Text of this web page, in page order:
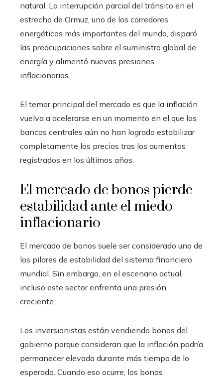
natural. La interrupción parcial del tránsito en el
estrecho de Ormuz, uno de los corredores
energéticos más importantes del mundo, disparó
las preocupaciones sobre el suministro global de
energía y alimentó nuevas presiones
inflacionarias.
El temor principal del mercado es que la inflación
vuelva a acelerarse en un momento en el que los
bancos centrales aún no han logrado estabilizar
completamente los precios tras los aumentos
registrados en los últimos años.
El mercado de bonos pierde
estabilidad ante el miedo
inflacionario
El mercado de bonos suele ser considerado uno de
los pilares de estabilidad del sistema financiero
mundial. Sin embargo, en el escenario actual,
incluso este sector enfrenta una presión
creciente.
Los inversionistas están vendiendo bonos del
gobierno porque consideran que la inflación podría
permanecer elevada durante más tiempo de lo
esperado. Cuando eso ocurre, los bonos